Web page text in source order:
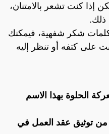
إذا كنت تشعر بالامتنان،
ذلك.
شكر شفهية، فيمكنك
على كتفه أو تنظر إليه
الحلوة بهذا الاسم
توثيق عقد العمل في